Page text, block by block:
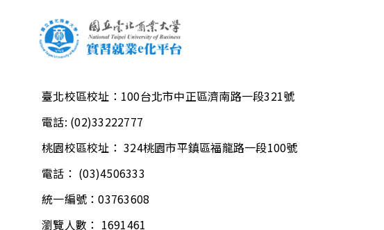
臺北校區校址： 100台北市中正區濟南路一段321號
電話: (02)33222777
桃園校區校址： 324桃園市平鎮區福龍路一段100號
電話： (03)4506333
統一編號：03763608
瀏覽人數： 1691461